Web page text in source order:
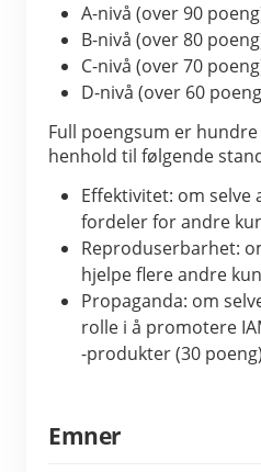
A-nivå (over 90
B-nivå (over 80
C-nivå (over 70
D-nivå (over 60
Full poengsum er
henhold til følgende
Effektivitet: om selve
fordeler for andre
Reproduserbarhet:
hjelpe flere andre
Propaganda: om
rolle i å promotere
-produkter (30 poeng)
Emner